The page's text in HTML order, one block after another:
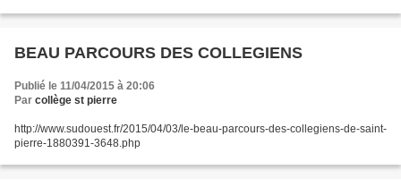
BEAU PARCOURS DES COLLEGIENS
Publié le 11/04/2015 à 20:06
Par collège st pierre
http://www.sudouest.fr/2015/04/03/le-beau-parcours-des-collegiens-de-saint-
pierre-1880391-3648.php